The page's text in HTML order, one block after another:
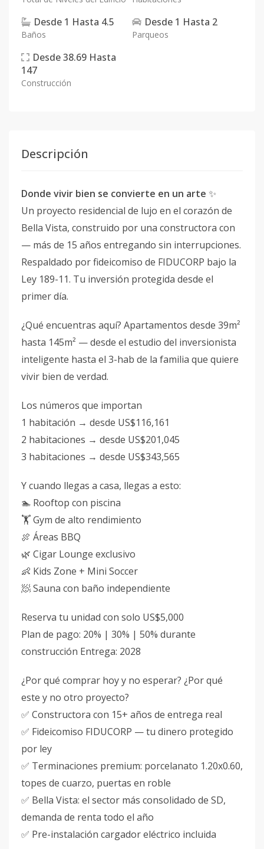
Desde 1 Hasta 4.5
Baños
Desde 1 Hasta 2
Parqueos
Desde38.69 Hasta
147
Construcción
Descripción
Donde vivir bien se convierte en un arte ✨
Un proyecto residencial de lujo en el corazón de
Bella Vista, construido por una constructora con
— más de 15 años entregando sin interrupciones.
Respaldado por fideicomiso de FIDUCORP bajo la
Ley 189-11. Tu inversión protegida desde el
primer día.
¿Qué encuentras aquí? Apartamentos desde 39m²
hasta 145m² — desde el estudio del inversionista
inteligente hasta el 3-hab de la familia que quiere
vivir bien de verdad.
Los números que importan
1 habitación → desde US$116,161
2 habitaciones → desde US$201,045
3 habitaciones → desde US$343,565
Y cuando llegas a casa, llegas a esto:
🏊 Rooftop con piscina
🏋️ Gym de alto rendimiento
🍖 Áreas BBQ
🌿 Cigar Lounge exclusivo
👶 Kids Zone + Mini Soccer
🧖 Sauna con baño independiente
Reserva tu unidad con solo US$5,000
Plan de pago: 20% | 30% | 50% durante
construcción Entrega: 2028
¿Por qué comprar hoy y no esperar? ¿Por qué
este y no otro proyecto?
✅ Constructora con 15+ años de entrega real
✅ Fideicomiso FIDUCORP — tu dinero protegido
por ley
✅ Terminaciones premium: porcelanato 1.20x0.60,
topes de cuarzo, puertas en roble
✅ Bella Vista: el sector más consolidado de SD,
demanda de renta todo el año
✅ Pre-instalación cargador eléctrico incluida